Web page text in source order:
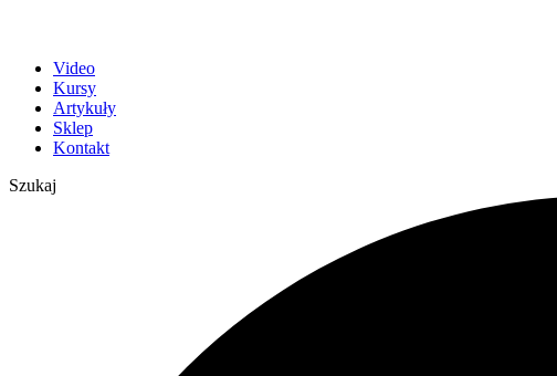
Video
Kursy
Artykuły
Sklep
Kontakt
Szukaj